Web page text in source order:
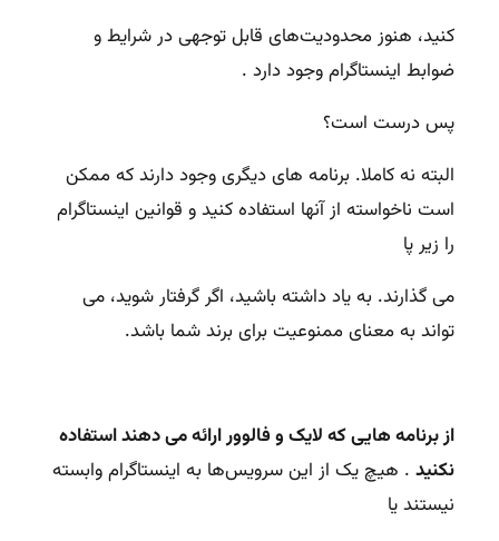
کنید، هنوز محدودیت‌های قابل توجهی در شرایط و
ضوابط اینستاگراموجود دارد .
پس درست است؟
البته نه کاملا. برنامه های دیگری وجود دارند که ممکن
است ناخواسته از آنها استفاده کنید و قوانین اینستاگرام
را زیر پا
می گذارند. به یاد داشته باشید، اگر گرفتار شوید، می
تواند به معنای ممنوعیت برای برند شما باشد.
از برنامه هایی که لایک و فالوور ارائه می دهند استفاده
نکنید . هیچ یک از این سرویس‌ها به اینستاگرام وابسته
نیستند یا